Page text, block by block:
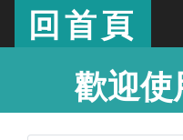
回首頁
歡迎